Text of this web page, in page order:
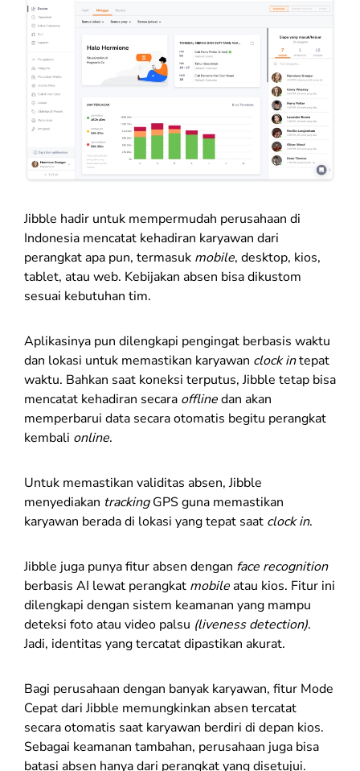
Jibble hadir untuk mempermudah perusahaan di
Indonesia mencatat kehadiran karyawan dari
perangkat apa pun, termasuk mobile, desktop, kios,
tablet, atau web. Kebijakan absen bisa dikustom
sesuai kebutuhan tim.
Aplikasinya pun dilengkapi pengingat berbasis waktu
dan lokasi untuk memastikan karyawan clock intepat
waktu. Bahkan saat koneksi terputus, Jibble tetap bisa
mencatat kehadiran secara offlinedan akan
memperbarui data secara otomatis begitu perangkat
kembali online.
Untuk memastikan validitas absen, Jibble
menyediakan trackingGPS guna memastikan
karyawan berada di lokasi yang tepat saat clock in.
Jibble juga punya fitur absen dengan face recognition
berbasis AI lewat perangkat mobileatau kios. Fitur ini
dilengkapi dengan sistem keamanan yang mampu
deteksi foto atau video palsu (liveness detection).
Jadi, identitas yang tercatat dipastikan akurat.
Bagi perusahaan dengan banyak karyawan, fitur Mode
Cepat dari Jibble memungkinkan absen tercatat
secara otomatis saat karyawan berdiri di depan kios.
Sebagai keamanan tambahan, perusahaan juga bisa
batasi absen hanya dari perangkat yang disetujui.